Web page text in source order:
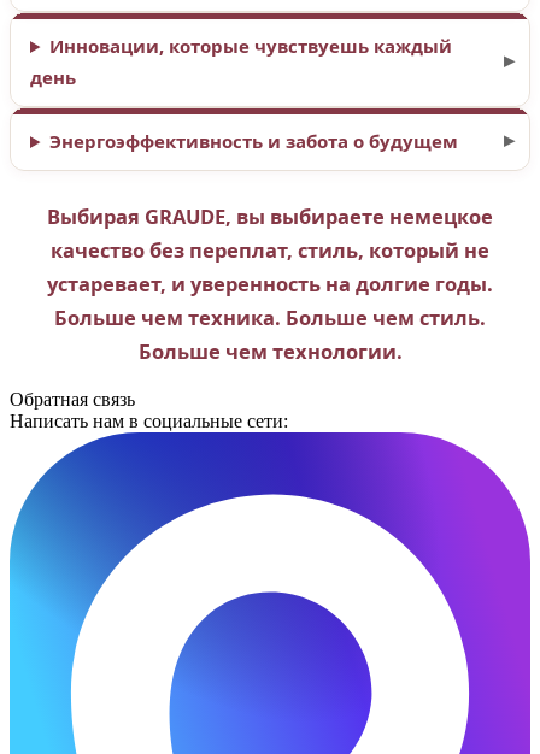
Инновации, которые чувствуешь каждый
день
Энергоэффективность и забота о будущем
Выбирая GRAUDE, вы выбираете немецкое
качество без переплат, стиль, который не
устаревает, и уверенность на долгие годы.
Больше чем техника. Больше чем стиль.
Больше чем технологии.
Обратная связь
Написать нам в социальные сети: